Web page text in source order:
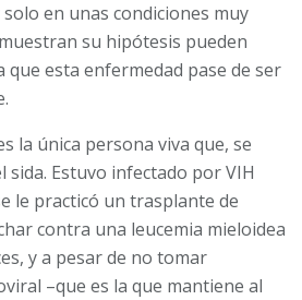
en unas condiciones muy
su hipótesis pueden
que esta enfermedad pase de ser
la única persona viva que, se
sida. Estuvo infectado por VIH
le practicó un trasplante de
contra una leucemia mieloidea
y a pesar de no tomar
–que es la que mantiene al